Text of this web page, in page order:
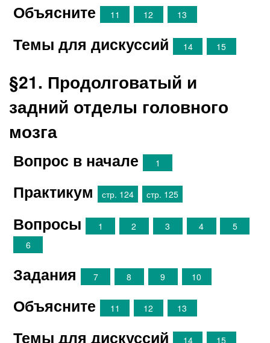
Объясните 11 12 13
Темы для дискуссий 14 15
§21. Продолговатый и
задний отделы головного
мозга
Вопрос в начале 1
Практикум стр. 124 стр. 125
Вопросы 1 2 3 4
5
6
Задания 7 8 9 10
Объясните 11 12 13
Темы для дискуссий 14 15